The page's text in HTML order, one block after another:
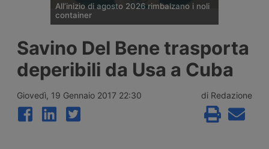
All’inizio di agosto 2026 rimbalzano i noli
container
container diffusi il 6 agosto 2026 da
Drewry mostrano un aumento medio
globale dell’uno percento, interrompendo
tre settimane di calo grazie ai rialzi record
Shanghai-Los Angeles.
Savino Del Bene trasporta
deperibili da Usa a Cuba
Giovedì, 19 Gennaio 2017 22:30 di Redazione